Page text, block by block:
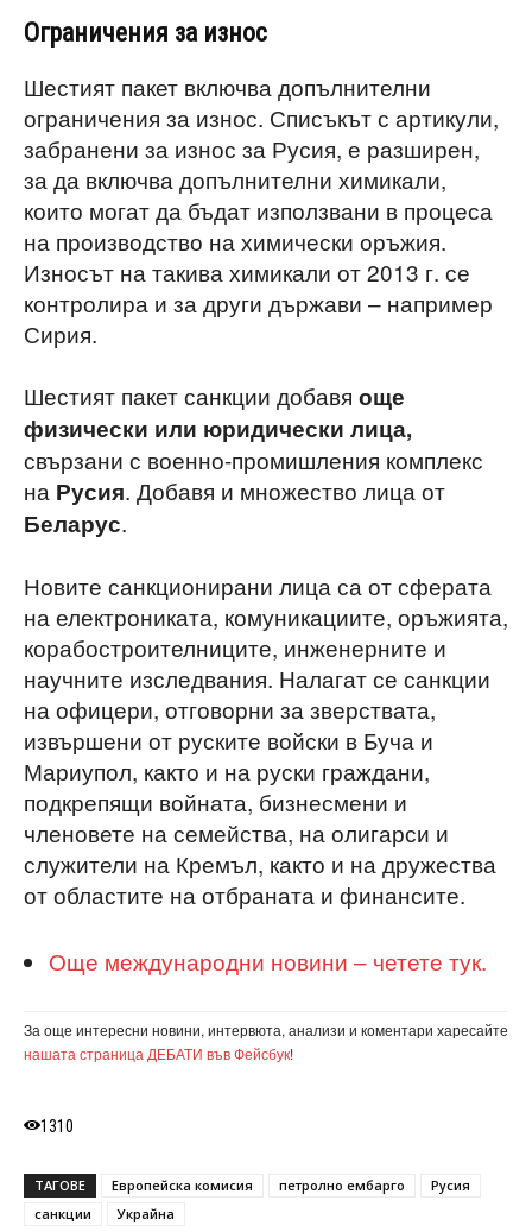
Ограничения за износ
Шестият пакет включва допълнителни
ограничения за износ. Списъкът с артикули,
забранени за износ за Русия, е разширен,
за да включва допълнителни химикали,
които могат да бъдат използвани в процеса
на производство на химически оръжия.
Износът на такива химикали от 2013 г. се
контролира и за други държави – например
Сирия.
Шестият пакет санкции добавя още
физически или юридически лица,
свързани с военно-промишления комплекс
на Русия. Добавя и множество лица от
Беларус.
Новите санкционирани лица са от сферата
на електрониката, комуникациите, оръжията,
корабостроителниците, инженерните и
научните изследвания. Налагат се санкции
на офицери, отговорни за зверствата,
извършени от руските войски в Буча и
Мариупол, както и на руски граждани,
подкрепящи войната, бизнесмени и
членовете на семейства, на олигарси и
служители на Кремъл, както и на дружества
от областите на отбраната и финансите.
Още международни новини – четете тук.
За още интересни новини, интервюта, анализи и коментари харесайте
нашата страница ДЕБАТИ във Фейсбук!
1310
ТАГОВЕ Европейска комисия петролно ембарго
Русия
санкции
Украйна